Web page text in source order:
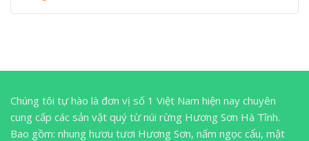
Chúng tôi tự hào là đơn vị số 1 Việt Nam hiện nay chuyên
cung cấp các sản vật quý từ núi rừng Hương Sơn Hà Tĩnh.
Bao gồm: nhung hươu tươi Hương Sơn, nấm ngọc cẩu, mật